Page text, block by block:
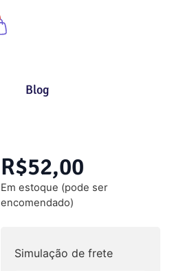
Blog
Em estoque (pode ser
encomendado)
Simulação de frete
R$52,00